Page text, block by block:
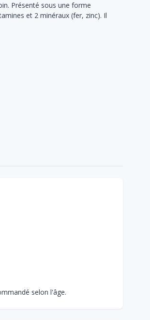
Présenté sous une forme
et 2 minéraux (fer, zinc). Il
selon l'âge.